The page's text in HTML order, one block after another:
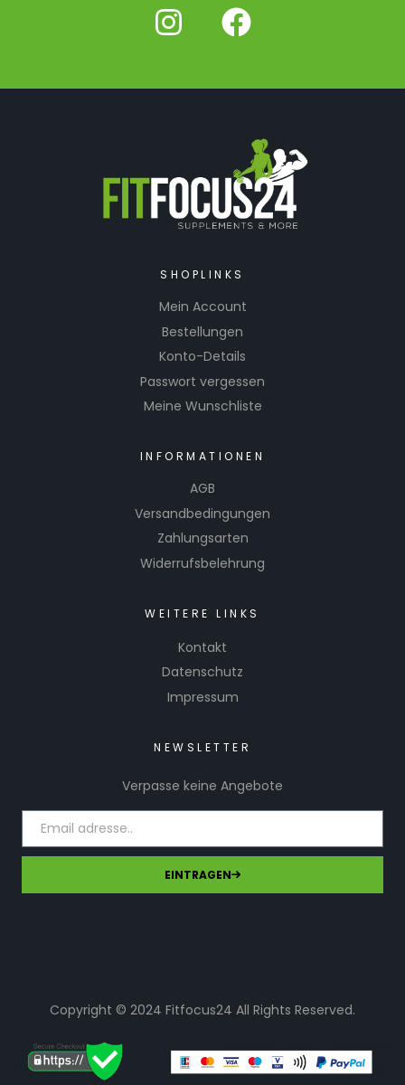
SHOPLINKS
Mein Account
Bestellungen
Konto-Details
Passwort vergessen
Meine Wunschliste
INFORMATIONEN
AGB
Versandbedingungen
Zahlungsarten
Widerrufsbelehrung
WEITERE LINKS
Kontakt
Datenschutz
Impressum
NEWSLETTER
Verpasse keine Angebote
EINTRAGEN
Copyright © 2024 Fitfocus24 All Rights Reserved.